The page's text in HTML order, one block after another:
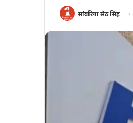
सांवरिया सेठ सिंह